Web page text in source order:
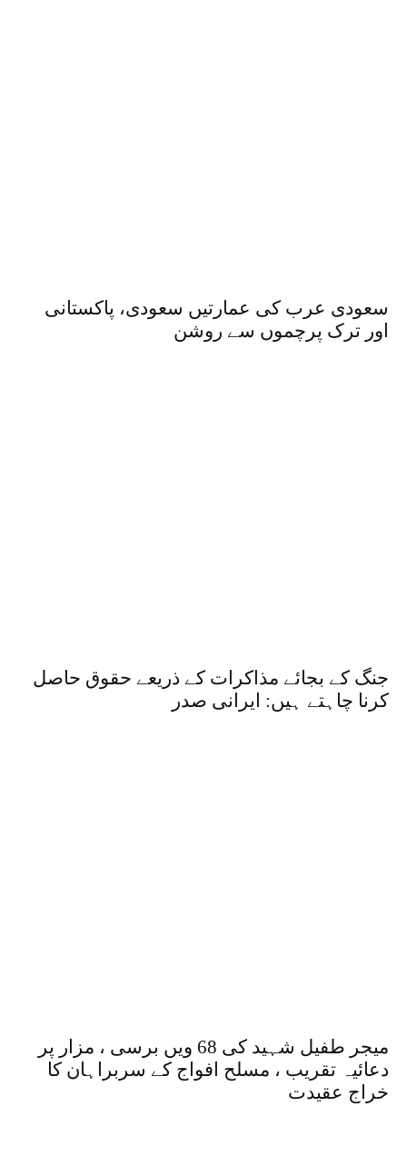
سعودی عرب کی عمارتیں سعودی، پاکستانی
اور ترک پرچموں سے روشن
جنگ کے بجائے مذاکرات کے ذریعے حقوق حاصل
کرنا چاہتے ہیں: ایرانی صدر
میجر طفیل شہید کی 68 ویں برسی ، مزار پر
دعائیہ تقریب ، مسلح افواج کے سربراہان کا
خراج عقیدت